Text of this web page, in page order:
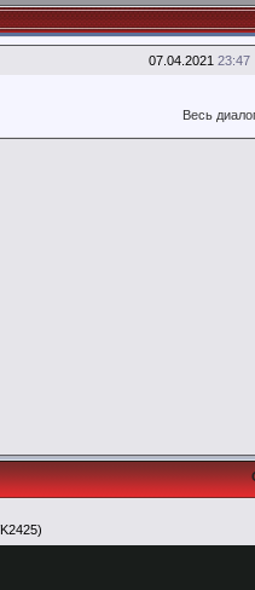
07.04.2021 23:47
Весь